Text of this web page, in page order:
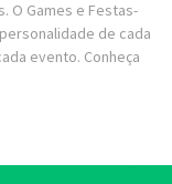
O Games e Festas-
de cada
evento. Conheça